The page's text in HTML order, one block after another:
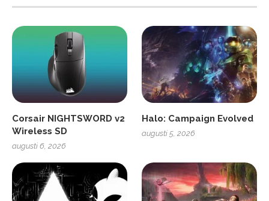
Corsair NIGHTSWORD v2
Wireless SD
augusti 6, 2026
Halo: Campaign Evolved
augusti 5, 2026